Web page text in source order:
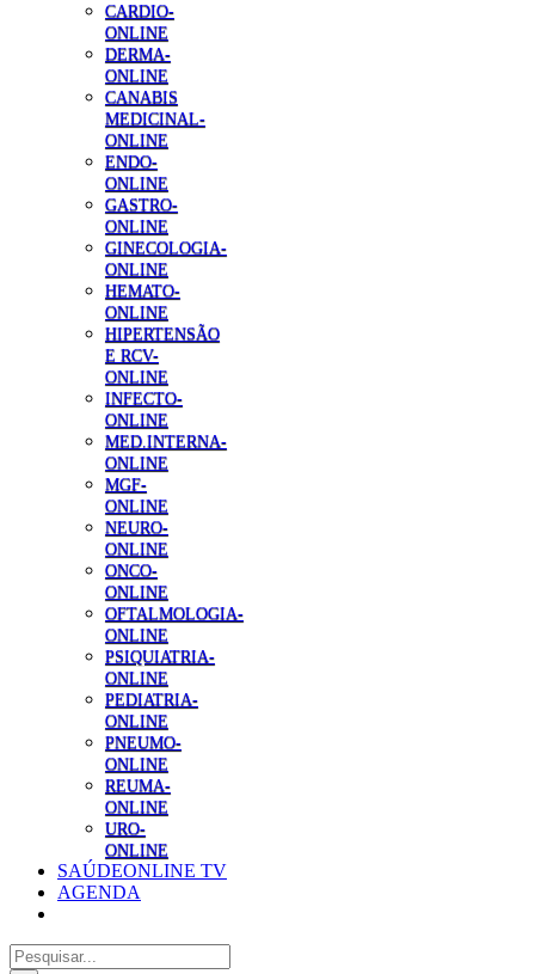
CARDIO-
ONLINE
DERMA-
ONLINE
CANABIS
MEDICINAL-
ONLINE
ENDO-
ONLINE
GASTRO-
ONLINE
GINECOLOGIA-
ONLINE
HEMATO-
ONLINE
HIPERTENSÃO
E RCV-
ONLINE
INFECTO-
ONLINE
MED.INTERNA-
ONLINE
MGF-
ONLINE
NEURO-
ONLINE
ONCO-
ONLINE
OFTALMOLOGIA-
ONLINE
PSIQUIATRIA-
ONLINE
PEDIATRIA-
ONLINE
PNEUMO-
ONLINE
REUMA-
ONLINE
URO-
ONLINE
SAÚDEONLINE TV
AGENDA
Pesquisar